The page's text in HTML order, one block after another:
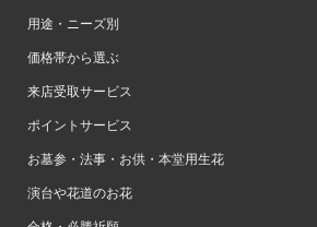
用途・ニーズ別
価格帯から選ぶ
来店受取サービス
ポイントサービス
お墓参・法事・お供・本堂用生花
演台や花道のお花